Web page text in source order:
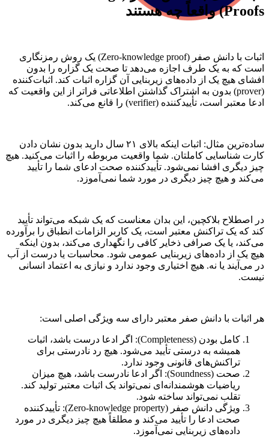
Proofs) واقعاً چه هستند
اثبات با دانش صفر (Zero-knowledge proof) یک روش رمزنگاری
است که به یک طرف اجازه می‌دهد تا صحت یک گزاره را بدون
افشای هیچ یک از داده‌های زیربنایی آن گزاره اثبات کند. اثبات‌کننده
(prover) بدون به اشتراک گذاشتن اطلاعاتی فراتر از این واقعیت که
ادعا معتبر است، تأییدکننده (verifier) را قانع می‌کند.
ساده‌ترین مثال: اثبات اینکه بالای ۲۱ سال دارید بدون نشان دادن
کارت شناسایی کاملتان. شما واقعیت مربوطه را اثبات می‌کنید. هیچ
چیز دیگری افشا نمی‌شود. تأییدکننده صحت ادعای شما را تأیید
می‌کند و هیچ چیز دیگری در مورد شما نمی‌آموزد.
در اصطلاح بلاکچین، این بدان معناست که یک شبکه می‌تواند تأیید
کند که یک تراکنش معتبر است، یک کاربر الزامات انطباق را برآورده
می‌کند، یا یک صرافی ذخایر کافی را نگهداری می‌کند، بدون اینکه
هیچ یک از داده‌های زیربنایی عمومی شود. محاسبات یا درست از آب
در می‌آیند یا نه. هیچ اختیاری وجود ندارد و نیازی به اعتماد انسانی
نیست.
هر اثبات با دانش صفر معتبر دارای سه ویژگی اصلی است:
کامل بودن (Completeness): اگر ادعا درست باشد، اثبات
همیشه به درستی تأیید می‌شود. هیچ رد نادرستی برای
تراکنش‌های قانونی وجود ندارد.
صحت (Soundness): اگر ادعا نادرست باشد، هیچ میزان
ریاضیات هوشمندانه‌ای نمی‌تواند یک اثبات معتبر تولید کند.
تقلب نمی‌تواند ساخته شود.
ویژگی دانش صفر (Zero-knowledge property): تأییدکننده
صحت ادعا را تأیید می‌کند و مطلقاً هیچ چیز دیگری در مورد
داده‌های زیربنایی نمی‌آموزد.